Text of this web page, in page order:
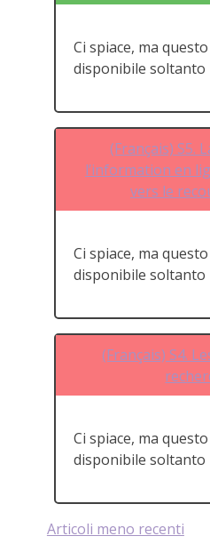
Ci spiace, ma
disponibile soltanto
(Français) S5.
l’information en
vers le
Ci spiace, ma
disponibile soltanto
(Français) S4.
Ci spiace, ma
disponibile soltanto
Navigazione
Articoli meno recenti